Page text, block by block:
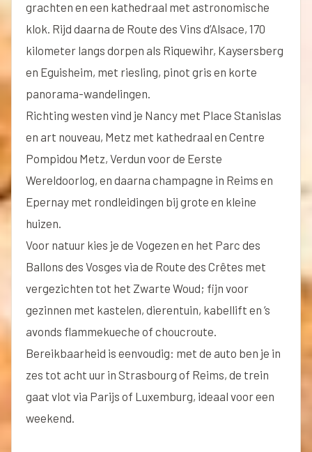
grachten en een kathedraal met astronomische
klok. Rijd daarna de Route des Vins d’Alsace, 170
kilometer langs dorpen als Riquewihr, Kaysersberg
en Eguisheim, met riesling, pinot gris en korte
panorama-wandelingen.
Richting westen vind je Nancy met Place Stanislas
en art nouveau, Metz met kathedraal en Centre
Pompidou Metz, Verdun voor de Eerste
Wereldoorlog, en daarna champagne in Reims en
Epernay met rondleidingen bij grote en kleine
huizen.
Voor natuur kies je de Vogezen en het Parc des
Ballons des Vosges via de Route des Crêtes met
vergezichten tot het Zwarte Woud; fijn voor
gezinnen met kastelen, dierentuin, kabellift en ’s
avonds flammekueche of choucroute.
Bereikbaarheid is eenvoudig: met de auto ben je in
zes tot acht uur in Strasbourg of Reims, de trein
gaat vlot via Parijs of Luxemburg, ideaal voor een
weekend.